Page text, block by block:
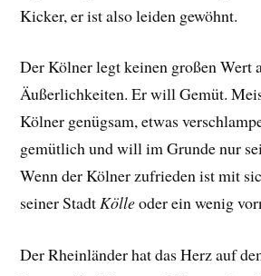
Kicker, er ist also leiden gewöhnt.
Der Kölner legt keinen großen Wert
Äußerlichkeiten. Er will Gemüt.
Kölner genügsam, etwas
gemütlich und will im Grunde nur
Wenn der Kölner zufrieden ist mit
seiner StadtKölleoder ein wenig
Der Rheinländer hat das Herz auf